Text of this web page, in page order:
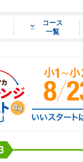
コース
一覧